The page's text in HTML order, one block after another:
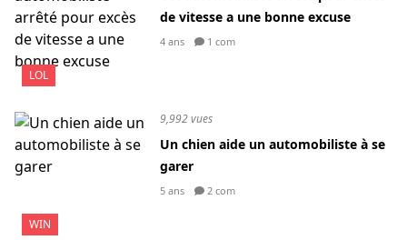
LOL
de vitesse a une bonne excuse
4 ans 1 com
WIN
9,992 vues
Un chien aide un automobiliste à se
garer
5 ans 2 com